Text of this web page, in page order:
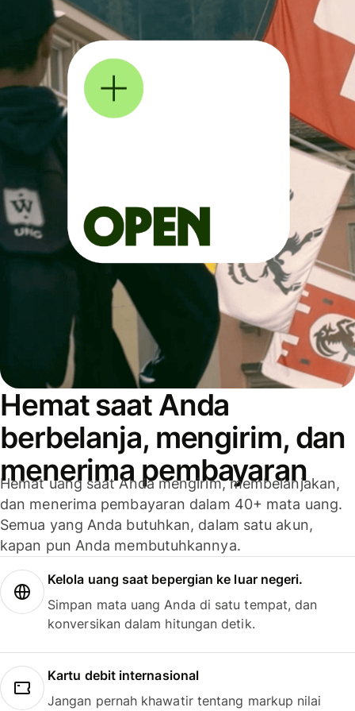
Hemat saat Anda
berbelanja, mengirim, dan
menerima pembayaran
Hemat uang saat Anda mengirim, membelanjakan,
dan menerima pembayaran dalam 40+ mata uang.
Semua yang Anda butuhkan, dalam satu akun,
kapan pun Anda membutuhkannya.
Kelola uang saat bepergian ke luar negeri.
Simpan mata uang Anda di satu tempat, dan
konversikan dalam hitungan detik.
Kartu debit internasional
Jangan pernah khawatir tentang markup nilai